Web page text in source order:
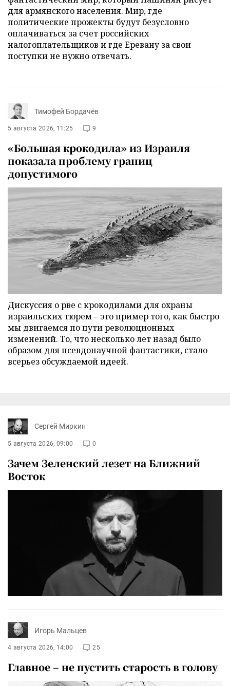
для армянского населения. Мир, где
политические прожекты будут безусловно
оплачиваться за счет российских
налогоплательщиков и где Еревану за свои
поступки не нужно отвечать.
Тимофей Бордачёв
5 августа 2026, 11:25 9
«Большая крокодила» из Израиля
показала проблему границ
допустимого
Дискуссия о рве с крокодилами для охраны
израильских тюрем – это пример того, как быстро
мы двигаемся по пути революционных
изменений. То, что несколько лет назад было
образом для псевдонаучной фантастики, стало
всерьез обсуждаемой идеей.
Сергей Миркин
5 августа 2026, 09:00 0
Зачем Зеленский лезет на Ближний
Восток
Игорь Мальцев
4 августа 2026, 14:00 25
Главное – не пустить старость в голову